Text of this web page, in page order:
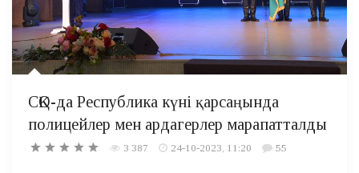
СҚО-да Республика күні қарсаңында
полицейлер мен ардагерлер марапатталды
3 387 24-10-2023, 11:20 55